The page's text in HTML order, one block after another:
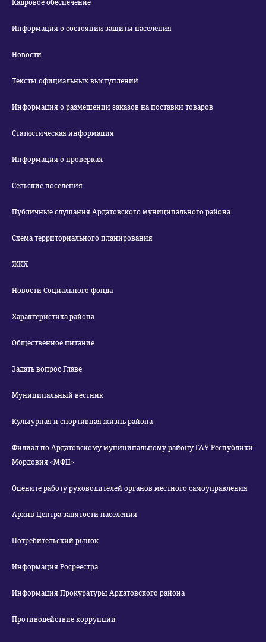
Кадровое обеспечение
Информация о состоянии защиты населения
Новости
Тексты официальных выступлений
Информация о размещении заказов на поставки товаров
Статистическая информация
Информация о проверках
Сельские поселения
Публичные слушания Ардатовского муниципального района
Схема территориального планирования
ЖКХ
Новости Социального фонда
Характеристика района
Общественное питание
Задать вопрос Главе
Муниципальный вестник
Культурная и спортивная жизнь района
Филиал по Ардатовскому муниципальному району ГАУ Республики
Мордовия «МФЦ»
Оцените работу руководителей органов местного самоуправления
Архив Центра занятости населения
Потребительский рынок
Информация Росреестра
Информация Прокуратуры Ардатовского района
Противодействие коррупции